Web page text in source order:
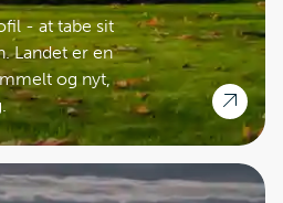
- at tabe sit
Landet er en
og nyt,